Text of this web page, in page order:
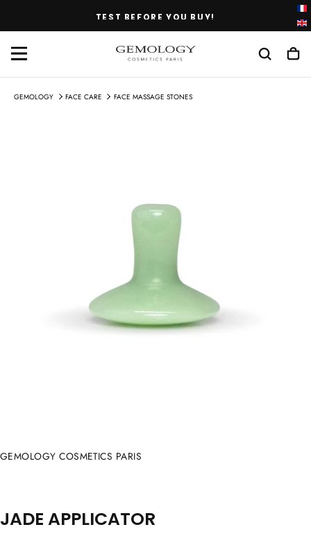
CONTENT
TEST BEFORE YOU BUY!
GEMOLOGY FACE CARE FACE MASSAGE STONES
GEMOLOGY COSMETICS PARIS
JADE APPLICATOR